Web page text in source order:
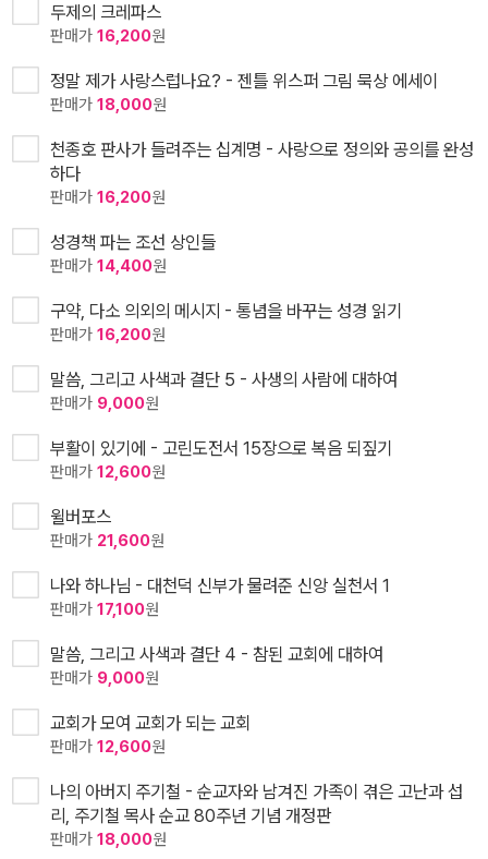
두제의 크레파스
판매가 16,200원
정말 제가 사랑스럽나요? - 젠틀 위스퍼 그림 묵상 에세이
판매가 18,000원
천종호 판사가 들려주는 십계명 - 사랑으로 정의와 공의를 완성
하다
판매가 16,200원
성경책 파는 조선 상인들
판매가 14,400원
구약, 다소 의외의 메시지 - 통념을 바꾸는 성경 읽기
판매가 16,200원
말씀, 그리고 사색과 결단 5 - 사생의 사람에 대하여
판매가 9,000원
부활이 있기에 - 고린도전서 15장으로 복음 되짚기
판매가 12,600원
윌버포스
판매가 21,600원
나와 하나님 - 대천덕 신부가 물려준 신앙 실천서 1
판매가 17,100원
말씀, 그리고 사색과 결단 4 - 참된 교회에 대하여
판매가 9,000원
교회가 모여 교회가 되는 교회
판매가 12,600원
나의 아버지 주기철 - 순교자와 남겨진 가족이 겪은 고난과 섭
리, 주기철 목사 순교 80주년 기념 개정판
판매가 18,000원